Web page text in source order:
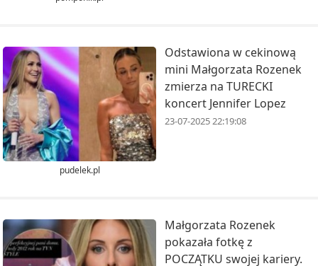
pudelek.pl
Odstawiona w cekinową
mini Małgorzata Rozenek
zmierza na TURECKI
koncert Jennifer Lopez
23-07-2025 22:19:08
Małgorzata Rozenek
pokazała fotkę z
POCZĄTKU swojej kariery.